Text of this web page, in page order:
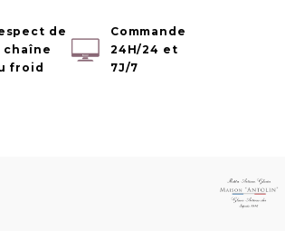
de
chaîne
froid
Commande
24H/24 et
7J/7